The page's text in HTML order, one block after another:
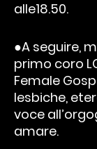
alle18.50.
●A seguire,
primo coro
Female
lesbiche,
voce
amare.